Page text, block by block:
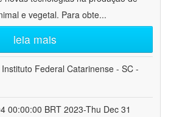
e vegetal. Para obte...
leia mais
Instituto Federal Catarinense - SC -
00:00:00 BRT 2023-Thu Dec 31